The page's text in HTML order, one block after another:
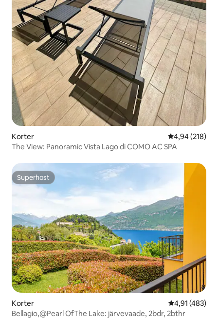
Korter Keskmine
4,94 (218)
The View: Panoramic Vista Lago di COMO AC SPA
Superhost
Superhost
Korter Keskmine
4,91 (483)
Bellagio,@Pearl OfThe Lake: järvevaade, 2bdr, 2bthr